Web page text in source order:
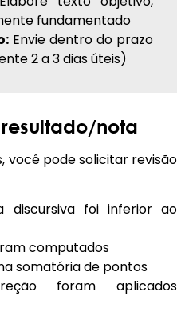
fundamentado
Envie dentro do prazo
2 a 3 dias úteis)
nota
você pode solicitar revisão
discursiva foi inferior ao
computados
somatória de pontos
foram aplicados